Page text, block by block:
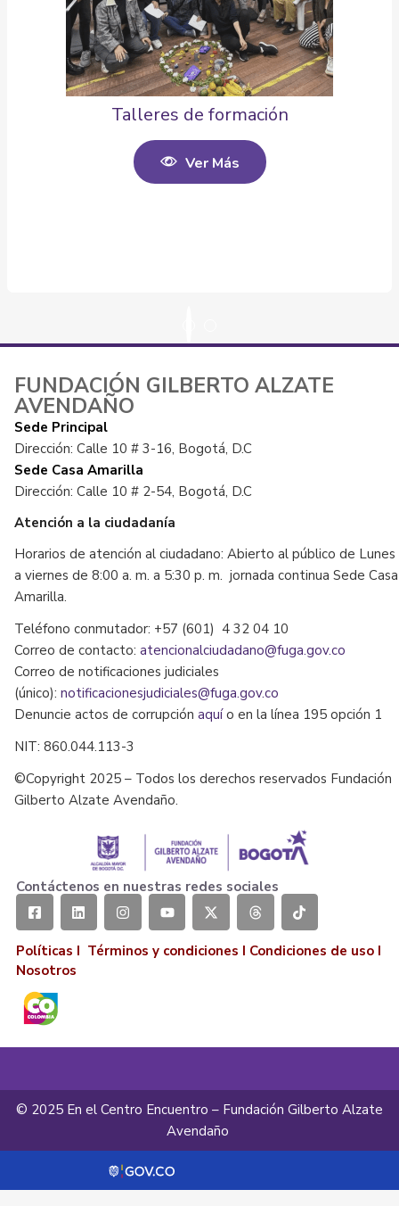
Talleres de formación
Ver Más
FUNDACIÓN GILBERTO ALZATE
AVENDAÑO
Sede Principal
Dirección: Calle 10 # 3-16, Bogotá, D.C
Sede Casa Amarilla
Dirección: Calle 10 # 2-54, Bogotá, D.C
Atención a la ciudadanía
Horarios de atención al ciudadano: Abierto al público de Lunes
a viernes de 8:00 a. m. a 5:30 p. m. jornada continua Sede Casa
Amarilla.
Teléfono conmutador: +57 (601) 4 32 04 10
Correo de contacto: atencionalciudadano@fuga.gov.co
Correo de notificaciones judiciales
(único): notificacionesjudiciales@fuga.gov.co
Denuncie actos de corrupción aquío en la línea 195 opción 1
NIT: 860.044.113-3
©Copyright 2025 – Todos los derechos reservados Fundación
Gilberto Alzate Avendaño.
Contáctenos en nuestras redes sociales
Políticas I Términos y condiciones I Condiciones de uso I
Nosotros
© 2025 En el Centro Encuentro – Fundación Gilberto Alzate
Avendaño